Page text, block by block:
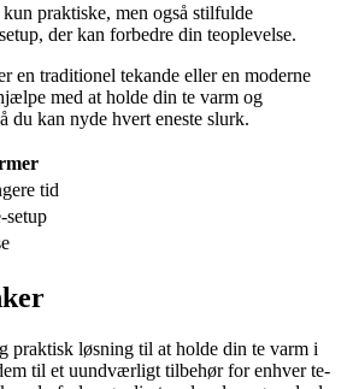
praktiske, men også stilfulde
der kan forbedre din teoplevelse.
en traditionel tekande eller en moderne
med at holde din te varm og
du kan nyde hvert eneste slurk.
tid
setup
praktisk løsning til at holde din te varm i
til et uundværligt tilbehør for enhver te-